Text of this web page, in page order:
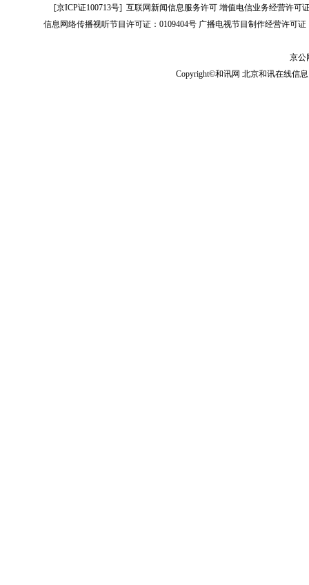
[京ICP证100713号]互联网新闻信息服务许可 增值电信业务经营许可
信息网络传播视听节目许可证：0109404号 广播电视节目制作经营许可证
京公
Copyright©和讯网 北京和讯在线信